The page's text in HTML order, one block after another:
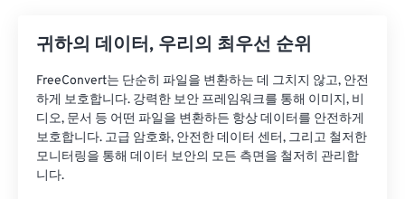
귀하의 데이터, 우리의 최우선 순위
FreeConvert는 단순히 파일을 변환하는 데 그치지 않고, 안전
하게 보호합니다. 강력한 보안 프레임워크를 통해 이미지, 비
디오, 문서 등 어떤 파일을 변환하든 항상 데이터를 안전하게
보호합니다. 고급 암호화, 안전한 데이터 센터, 그리고 철저한
모니터링을 통해 데이터 보안의 모든 측면을 철저히 관리합
니다.